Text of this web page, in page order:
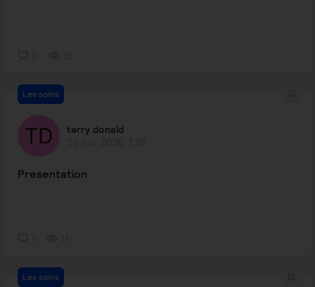
Les soins
terry donald
Presentation
Les soins